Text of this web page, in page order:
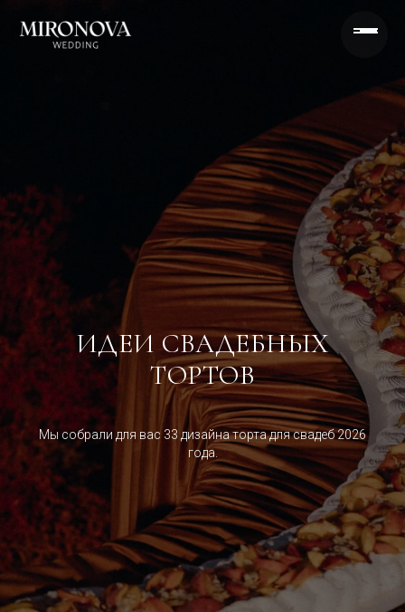
ИДЕИ СВАДЕБНЫХ
ТОРТОВ
Мы собрали для вас 33 дизайна торта для свадеб 2026
года.